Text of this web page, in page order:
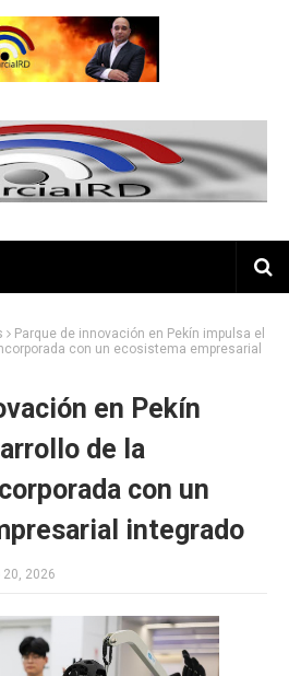
Parque de innovación en Pekín impulsa el
con un ecosistema empresarial
en Pekín
de la
con un
integrado
2026